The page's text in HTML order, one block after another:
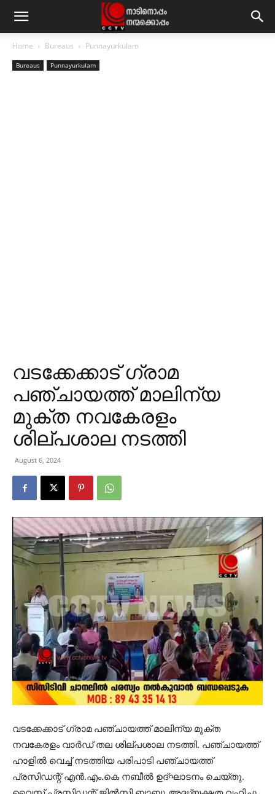
Home Bureaus Punnayurkulam
Bureaus Punnayurkulam
വടക്കേക്കാട് ഗ്രാമ
പഞ്ചായത്ത് മാലിന്യ
മുക്ത നവകേരളം
ശില്പശാല നടത്തി
August 6, 2024
വടക്കേക്കാട് ഗ്രാമ പഞ്ചായത്ത് മാലിന്യ മുക്ത
നവകേരളം വാര്‍ഡ് തല ശില്പശാല നടത്തി. പഞ്ചായത്ത്
ഹാളില്‍ വെച്ച് നടത്തിയ പരിപാടി പഞ്ചായത്ത്
പ്രസിഡന്റ് എന്‍.എം.കെ നബീല്‍ ഉദ്ഘാടനം ചെയ്തു.